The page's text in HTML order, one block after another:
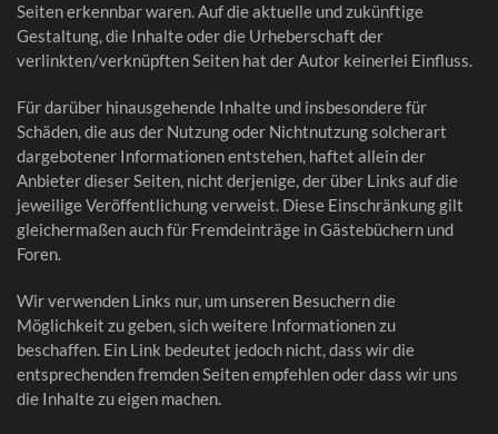
Seiten erkennbar waren. Auf die aktuelle und zukünftige
Gestaltung, die Inhalte oder die Urheberschaft der
verlinkten/verknüpften Seiten hat der Autor keinerlei Einfluss.
Für darüber hinausgehende Inhalte und insbesondere für
Schäden, die aus der Nutzung oder Nichtnutzung solcherart
dargebotener Informationen entstehen, haftet allein der
Anbieter dieser Seiten, nicht derjenige, der über Links auf die
jeweilige Veröffentlichung verweist. Diese Einschränkung gilt
gleichermaßen auch für Fremdeinträge in Gästebüchern und
Foren.
Wir verwenden Links nur, um unseren Besuchern die
Möglichkeit zu geben, sich weitere Informationen zu
beschaffen. Ein Link bedeutet jedoch nicht, dass wir die
entsprechenden fremden Seiten empfehlen oder dass wir uns
die Inhalte zu eigen machen.